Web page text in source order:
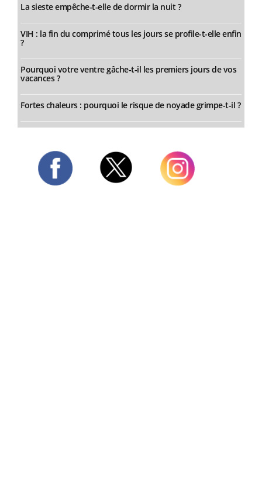
La sieste empêche-t-elle de dormir la nuit ?
VIH : la fin du comprimé tous les jours se profile-t-elle enfin
?
Pourquoi votre ventre gâche-t-il les premiers jours de vos
vacances ?
Fortes chaleurs : pourquoi le risque de noyade grimpe-t-il ?